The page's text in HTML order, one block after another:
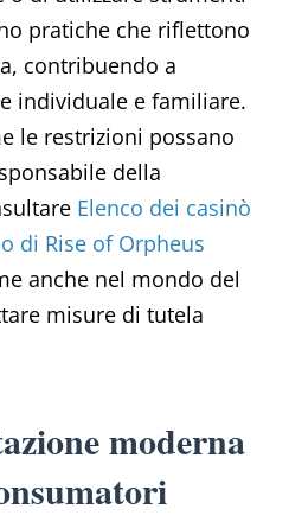
pratiche che riflettono
contribuendo a
individuale e familiare.
le restrizioni possano
della
Elenco dei casinò
di Rise of Orpheus
anche nel mondo del
misure di tutela
moderna